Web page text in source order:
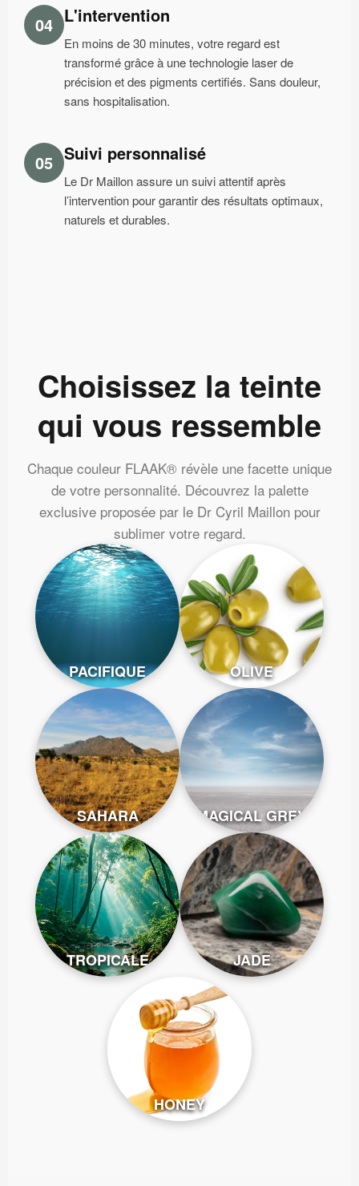
04 L'intervention
En moins de 30 minutes, votre regard est
transformé grâce à une technologie laser de
précision et des pigments certifiés. Sans douleur,
sans hospitalisation.
05 Suivi personnalisé
Le Dr Maillon assure un suivi attentif après
l’intervention pour garantir des résultats optimaux,
naturels et durables.
Choisissez la teinte
qui vous ressemble
Chaque couleur FLAAK® révèle une facette unique
de votre personnalité. Découvrez la palette
exclusive proposée par le Dr Cyril Maillon pour
sublimer votre regard.
PACIFIQUE OLIVE
SAHARA MAGICAL GREY
TROPICALE JADE
HONEY